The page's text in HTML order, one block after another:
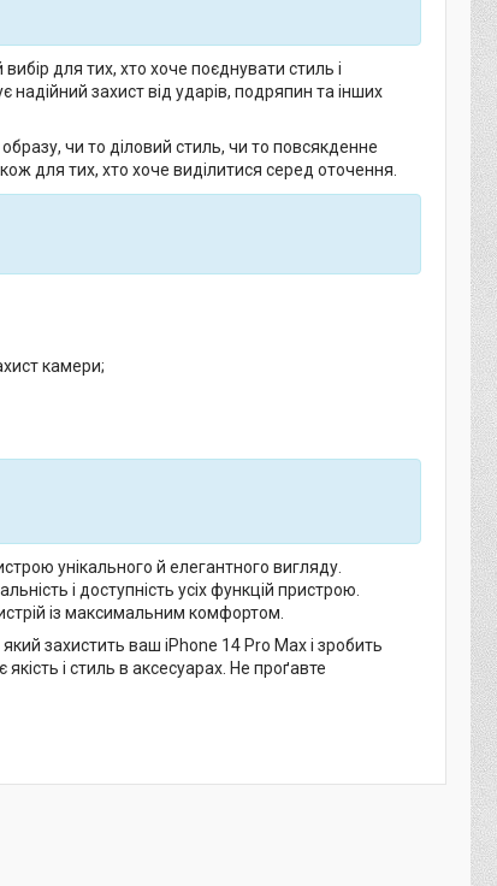
для тих, хто хоче поєднувати стиль і
надійний захист від ударів, подряпин та інших
чи то діловий стиль, чи то повсякденне
для тих, хто хоче виділитися серед оточення.
камери;
унікального й елегантного вигляду.
і доступність усіх функцій пристрою.
із максимальним комфортом.
захистить ваш iPhone 14 Pro Max і зробить
і стиль в аксесуарах. Не проґавте